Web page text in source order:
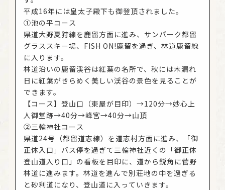
二十六夜の夜半の月光に現れる、阿弥陀如来・観世
音菩薩・勢至菩薩の三尊の姿を拝むと平素の願いが
かなうと信じられ、かつては、この二十六夜山の山
頂で、麓の村人たちによって、遠く道志山塊から上
がる月を拝む月待ちの行事が行われました。
平成16年には皇太子殿下も御登頂されました。
①池の平コース
県道大野夏狩線を鹿留方面に進み、サンパーク都留
グラススキー場、FISH ON!鹿留を過ぎ、林道鹿留線
に入ります。
林道沿いの鹿留渓谷は紅葉の名所で、秋には木漏れ
日に紅葉がきらめく美しい渓谷の景色を見ることが
できます。
【コース】登山口（東屋が目印）→120分→妙心上
人御堂跡→40分→峰宮→40分→山頂
②三輪神社コース
県道24号（都留道志線）を道志村方面に進み、「御
正体入口」バス停を過ぎて三輪神社近くの「御正体
登山道入り口」の看板を目印に、道から鋭角に菅野
林道に進みます。林道を進んで別荘地の中を過ぎる
と砂利道になり、登山道に入っていきます。